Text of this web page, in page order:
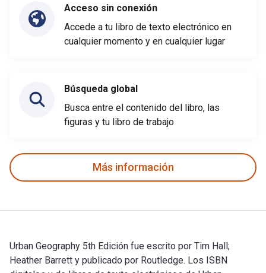
Acceso sin conexión
Accede a tu libro de texto electrónico en
cualquier momento y en cualquier lugar
Búsqueda global
Busca entre el contenido del libro, las
figuras y tu libro de trabajo
Más información
Urban Geography 5th Edición fue escrito por Tim Hall;
Heather Barrett y publicado por Routledge. Los ISBN